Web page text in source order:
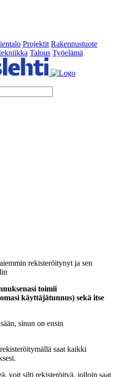
Projektit Rakennustuote
Talous Työelämä
rekisteröitynyt ja sen
toimii
käyttäjätunnus) sekä itse
sinun on ensin
saat kaikki
voit silti rekisteröityä, jolloin saat